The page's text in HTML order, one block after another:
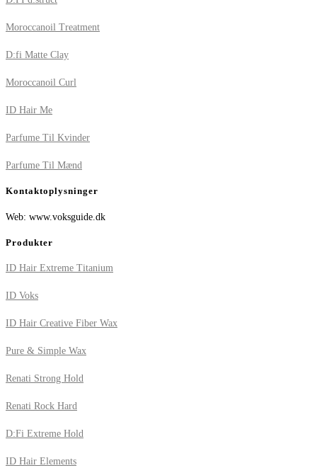
Moroccanoil Treatment
D:fi Matte Clay
Moroccanoil Curl
ID Hair Me
Parfume Til Kvinder
Parfume Til Mænd
Kontaktoplysninger
Web: www.voksguide.dk
Produkter
ID Hair Extreme Titanium
ID Voks
ID Hair Creative Fiber Wax
Pure & Simple Wax
Renati Strong Hold
Renati Rock Hard
D:Fi Extreme Hold
ID Hair Elements